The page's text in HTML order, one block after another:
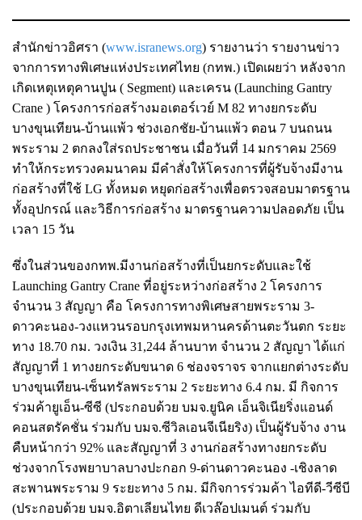
สำนักข่าวอิศรา (www.isranews.org) รายงานว่า รายงานข่าว
จากการทางพิเศษแห่งประเทศไทย (กทพ.) เปิดเผยว่า หลังจาก
เกิดเหตุเหตุคานปูน ( Segment) และเครน (Launching Gantry
Crane ) โครงการก่อสร้างมอเตอร์เวย์ M 82 ทางยกระดับ
บางขุนเทียน-บ้านแพ้ว ช่วงเอกชัย-บ้านแพ้ว ตอน 7 บนถนน
พระราม 2 ตกลงใส่รถประชาชน เมื่อวันที่ 14 มกราคม 2569
ทำให้กระทรวงคมนาคม มีคำสั่งให้โครงการที่ผู้รับจ้างมีงาน
ก่อสร้างที่ใช้ LG ทั้งหมด หยุดก่อสร้างเพื่อตรวจสอบมาตรฐาน
ทั้งอุปกรณ์ และวิธีการก่อสร้าง มาตรฐานความปลอดภัย เป็น
เวลา 15 วัน
ซึ่งในส่วนของกทพ.มีงานก่อสร้างที่เป็นยกระดับและใช้
Launching Gantry Crane ที่อยู่ระหว่างก่อสร้าง 2 โครงการ
จำนวน 3 สัญญา คือ โครงการทางพิเศษสายพระราม 3-
ดาวคะนอง-วงแหวนรอบกรุงเทพมหานครด้านตะวันตก ระยะ
ทาง 18.70 กม. วงเงิน 31,244 ล้านบาท จำนวน 2 สัญญา ได้แก่
สัญญาที่ 1 ทางยกระดับขนาด 6 ช่องจราจร จากแยกต่างระดับ
บางขุนเทียน-เซ็นทรัลพระราม 2 ระยะทาง 6.4 กม. มี กิจการ
ร่วมค้ายูเอ็น-ซีซี (ประกอบด้วย บมจ.ยูนิค เอ็นจิเนียริ่งแอนด์
คอนสตรัคชั่น ร่วมกับ บมจ.ซีวิลเอนจีเนียริง) เป็นผู้รับจ้าง งาน
คืบหน้ากว่า 92% และสัญญาที่ 3 งานก่อสร้างทางยกระดับ
ช่วงจากโรงพยาบาลบางปะกอก 9-ด่านดาวคะนอง -เชิงลาด
สะพานพระราม 9 ระยะทาง 5 กม. มีกิจการร่วมค้า ไอทีดี-วีซีบี
(ประกอบด้วย บมจ.อิตาเลียนไทย ดีเวล๊อปเมนต์ ร่วมกับ